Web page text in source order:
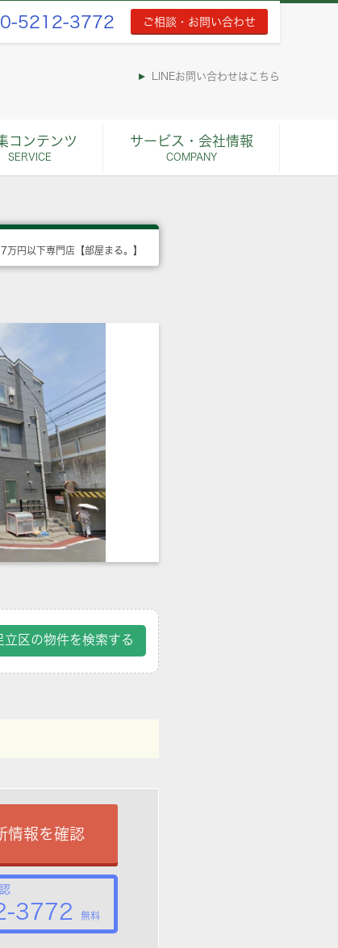
5212-3772 ご相談・お問い合わせ
LINEお問い合わせはこちら
コンテンツ
SERVICE
サービス・会社情報
COMPANY
万円以下専門店【部屋まる。】
立区の物件を検索する
情報を確認
3772 無料